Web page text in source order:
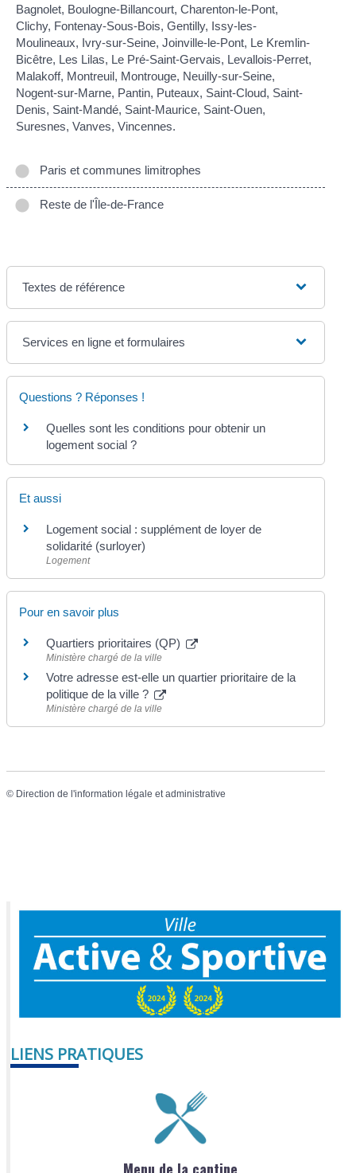
Bagnolet, Boulogne-Billancourt, Charenton-le-Pont,
Clichy, Fontenay-Sous-Bois, Gentilly, Issy-les-
Moulineaux, Ivry-sur-Seine, Joinville-le-Pont, Le Kremlin-
Bicêtre, Les Lilas, Le Pré-Saint-Gervais, Levallois-Perret,
Malakoff, Montreuil, Montrouge, Neuilly-sur-Seine,
Nogent-sur-Marne, Pantin, Puteaux, Saint-Cloud, Saint-
Denis, Saint-Mandé, Saint-Maurice, Saint-Ouen,
Suresnes, Vanves, Vincennes.
Paris et communes limitrophes
Reste de l'Île-de-France
Textes de référence
Services en ligne et formulaires
Questions ? Réponses !
Quelles sont les conditions pour obtenir un
logement social ?
Et aussi
Logement social : supplément de loyer de
solidarité (surloyer)
Logement
Pour en savoir plus
Quartiers prioritaires (QP)
Ministère chargé de la ville
Votre adresse est-elle un quartier prioritaire de la
politique de la ville ?
Ministère chargé de la ville
© Direction de l'information légale et administrative
LIENS PRATIQUES